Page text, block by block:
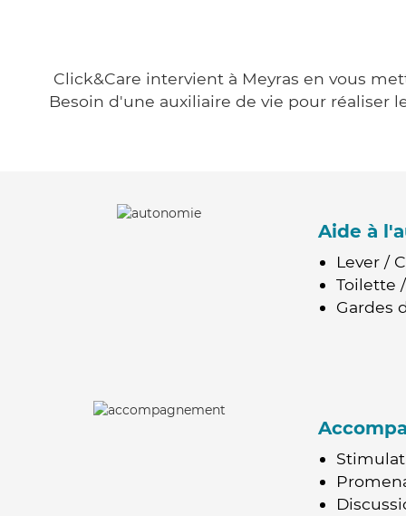
Click&Care intervient à Meyras en vous
Besoin d'une auxiliaire de vie pour réaliser
Aide à
Lever /
Toilette
Gardes